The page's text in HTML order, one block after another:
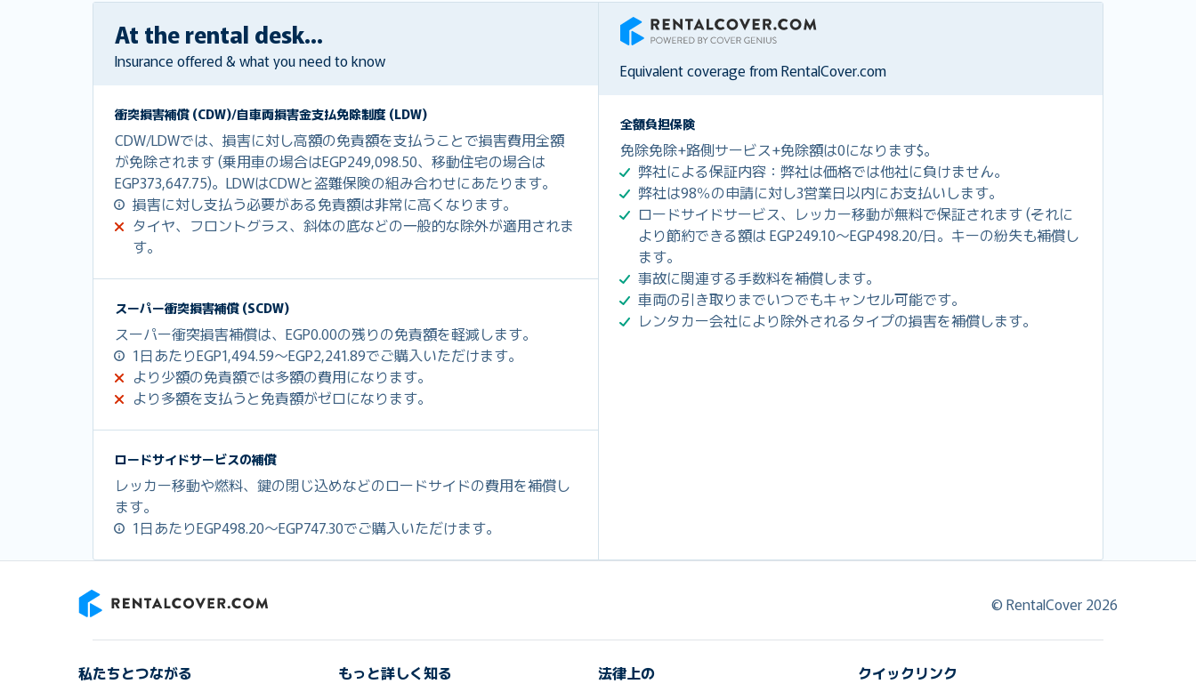
At the rental desk...
Insurance offered & what you need to know
衝突損害補償 (CDW)/自車両損害金支払免除制度 (LDW)
CDW/LDWでは、損害に対し高額の免責額を支払うことで損害費用全額
が免除されます (乗用車の場合はEGP249,098.50、移動住宅の場合は
EGP373,647.75)。LDWはCDWと盗難保険の組み合わせにあたります。
損害に対し支払う必要がある免責額は非常に高くなります。
タイヤ、フロントグラス、斜体の底などの一般的な除外が適用されま
す。
スーパー衝突損害補償 (SCDW)
スーパー衝突損害補償は、EGP0.00の残りの免責額を軽減します。
1日あたりEGP1,494.59～EGP2,241.89でご購入いただけます。
より少額の免責額では多額の費用になります。
より多額を支払うと免責額がゼロになります。
ロードサイドサービスの補償
レッカー移動や燃料、鍵の閉じ込めなどのロードサイドの費用を補償し
ます。
1日あたりEGP498.20～EGP747.30でご購入いただけます。
RentalCover
Equivalent coverage from RentalCover.com
全額負担保険
免除免除+路側サービス+免除額は0になります$。
弊社による保証内容：弊社は価格では他社に負けません。
弊社は98％の申請に対し3営業日以内にお支払いします。
ロードサイドサービス、レッカー移動が無料で保証されます (それに
より節約できる額は EGP249.10～EGP498.20/日。キーの紛失も補償し
ます。
事故に関連する手数料を補償します。
車両の引き取りまでいつでもキャンセル可能です。
レンタカー会社により除外されるタイプの損害を補償します。
© RentalCover 2026
私たちとつながる
もっと詳しく知る
法律上の
クイックリンク